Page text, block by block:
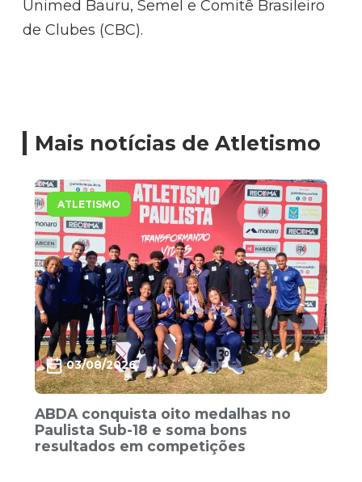
Unimed Bauru, Semel e Comitê Brasileiro
de Clubes (CBC).
Mais notícias de Atletismo
ATLETISMO
03/08/2026
ABDA conquista oito medalhas no
Paulista Sub-18 e soma bons
resultados em competições